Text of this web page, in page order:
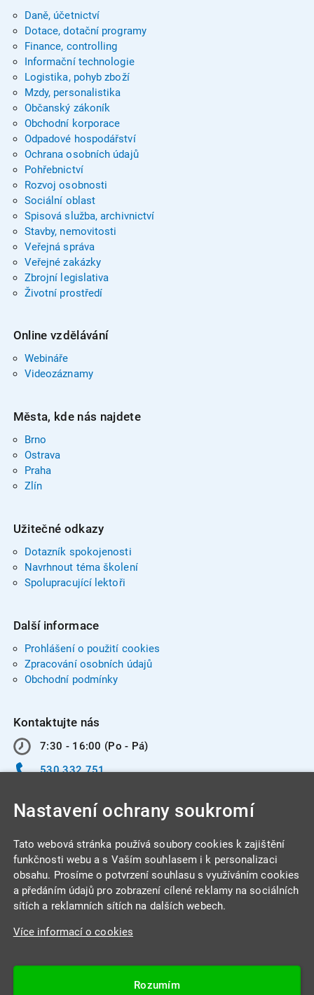
Daně, účetnictví
Dotace, dotační programy
Finance, controlling
Informační technologie
Logistika, pohyb zboží
Mzdy, personalistika
Občanský zákoník
Obchodní korporace
Odpadové hospodářství
Ochrana osobních údajů
Pohřebnictví
Rozvoj osobnosti
Sociální oblast
Spisová služba, archivnictví
Stavby, nemovitosti
Veřejná správa
Veřejné zakázky
Zbrojní legislativa
Životní prostředí
Online vzdělávání
Webináře
Videozáznamy
Města, kde nás najdete
Brno
Ostrava
Praha
Zlín
Užitečné odkazy
Dotazník spokojenosti
Navrhnout téma školení
Spolupracující lektoři
Další informace
Prohlášení o použití cookies
Zpracování osobních údajů
Obchodní podmínky
Kontaktujte nás
7:30 - 16:00 (Po - Pá)
530 332 751
INTEGRA CENTRUM s.r.o.
Jabloňová 662/7
Datová schránka: 4beca6d
Nastavení ochrany soukromí
Tato webová stránka používá soubory cookies k zajištění
funkčnosti webu a s Vaším souhlasem i k personalizaci
obsahu. Prosíme o potvrzení souhlasu s využíváním cookies
a předáním údajů pro zobrazení cílené reklamy na sociálních
sítích a reklamních sítích na dalších webech.
Více informací o cookies
Rozumím